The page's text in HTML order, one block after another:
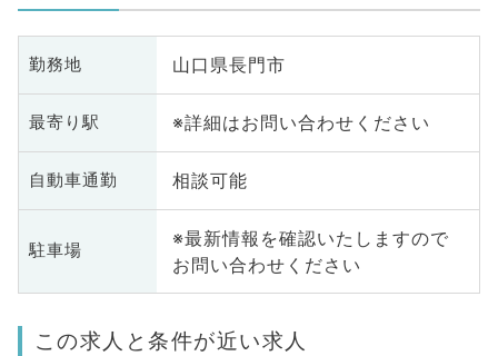
勤務地 山口県長門市
最寄り駅 ※詳細はお問い合わせください
自動車通勤 相談可能
駐車場
※最新情報を確認いたしますので
お問い合わせください
この求人と条件が近い求人